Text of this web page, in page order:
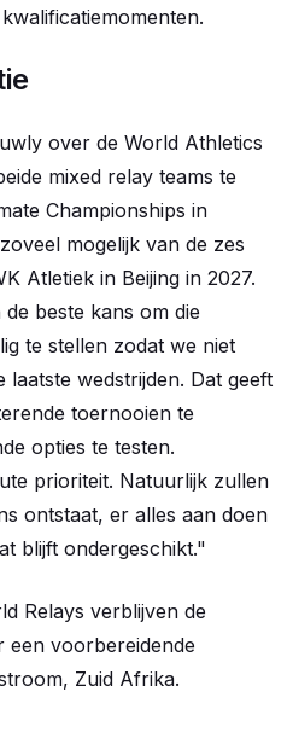
over de World Athletics
mixed relay teams te
Championships in
mogelijk van de zes
Atletiek in Beijing in 2027.
beste kans om die
te stellen zodat we niet
wedstrijden. Dat geeft
toernooien te
opties te testen.
prioriteit. Natuurlijk zullen
ontstaat, er alles aan doen
blijft ondergeschikt."
Relays verblijven de
een voorbereidende
Zuid Afrika.